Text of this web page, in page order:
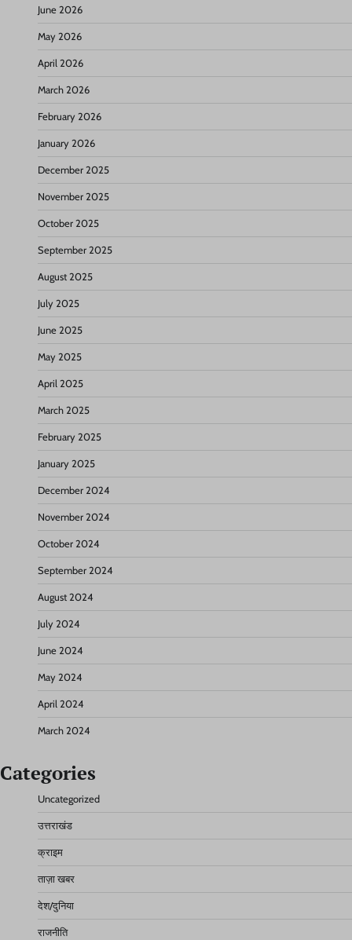
June 2026
May 2026
April 2026
March 2026
February 2026
January 2026
December 2025
November 2025
October 2025
September 2025
August 2025
July 2025
June 2025
May 2025
April 2025
March 2025
February 2025
January 2025
December 2024
November 2024
October 2024
September 2024
August 2024
July 2024
June 2024
May 2024
April 2024
March 2024
Categories
Uncategorized
उत्तराखंड
क्राइम
ताज़ा खबर
देश/दुनिया
राजनीति